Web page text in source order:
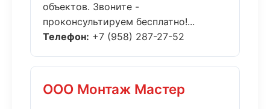
объектов. Звоните -
проконсультируем бесплатно!...
Телефон: +7 (958) 287-27-52
ООО Монтаж Мастер